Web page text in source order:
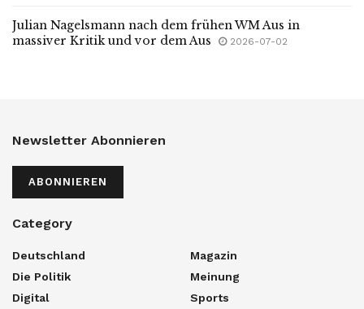
Julian Nagelsmann nach dem frühen WM Aus in
massiver Kritik und vor dem Aus
2026-07-02
Newsletter Abonnieren
ABONNIEREN
Category
Deutschland
Die Politik
Digital
Magazin
Meinung
Sports